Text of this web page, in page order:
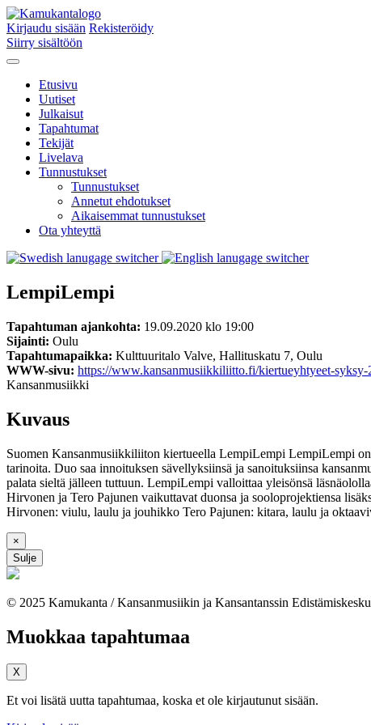
Kirjaudu sisään Rekisteröidy
Siirry sisältöön
Etusivu
Uutiset
Julkaisut
Tapahtumat
Tekijät
Livelava
Tunnustukset
Tunnustukset
Annetut ehdotukset
Aikaisemmat tunnustukset
Ota yhteyttä
LempiLempi
Tapahtuman ajankohta: 19.09.2020 klo 19:00
Sijainti: Oulu
Tapahtumapaikka: Kulttuuritalo Valve, Hallituskatu 7, Oulu
WWW-sivu: https://www.kansanmusiikkiliitto.fi/kiertueyhtyeet-syksy-
Kansanmusiikki
Kuvaus
Suomen Kansanmusiikkiliiton kiertueella LempiLempi LempiLempi
tarinoita. Duo saa innoituksen sävellyksiinsä ja sanoituksiinsa
palata sieltä jälleen tuttuun. LempiLempi valloittaa yleisönsä
Hirvonen ja Tero Pajunen vaikuttavat duonsa ja sooloprojektiensa
Hirvonen: viulu, laulu ja jouhikko Tero Pajunen: kitara, laulu ja
×
Sulje
© 2025 Kamukanta / Kansanmusiikin ja Kansantanssin
Muokkaa tapahtumaa
X
Et voi lisätä uutta tapahtumaa, koska et ole kirjautunut sisään.